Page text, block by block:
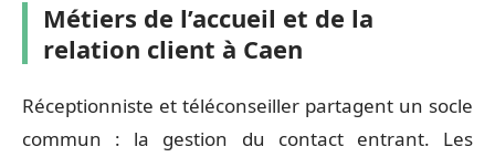
Métiers de l’accueil et de la
relation client à Caen
Réceptionniste et téléconseiller partagent un socle
commun : la gestion du contact entrant. Les